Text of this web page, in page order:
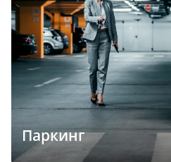
Паркинг